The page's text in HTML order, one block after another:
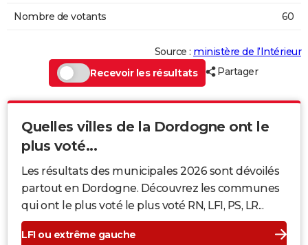
Nombre de votants 60
Source : ministère de l’Intérieur
Recevoir les résultats
Partager
Quelles villes de la Dordogne ont le
plus voté...
Les résultats des municipales 2026 sont dévoilés
partout en Dordogne. Découvrez les communes
qui ont le plus voté le plus voté RN, LFI, PS, LR...
LFI ou extrême gauche